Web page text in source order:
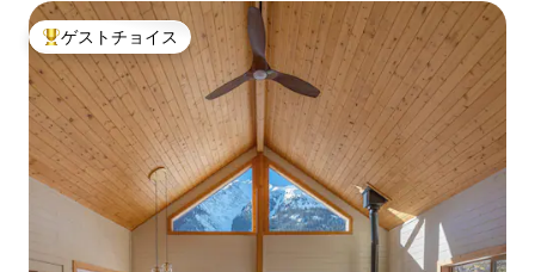
大好評のゲストチョイスです。
ゲストチョイス